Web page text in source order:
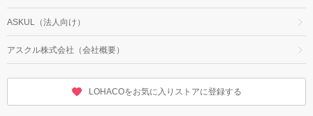
ASKUL（法人向け）
アスクル株式会社（会社概要）
LOHACOをお気に入りストアに登録する